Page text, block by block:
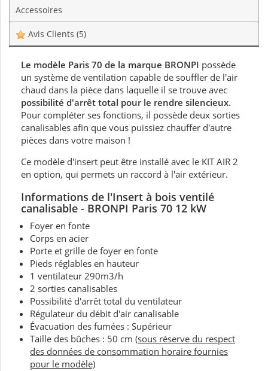
Accessoires
Avis Clients (5)
Le modèle Paris 70 de la marque BRONPI possède
un système de ventilation capable de souffler de l'air
chaud dans la pièce dans laquelle il se trouve avec
possibilité d'arrêt total pour le rendre silencieux.
Pour compléter ses fonctions, il possède deux sorties
canalisables afin que vous puissiez chauffer d'autre
pièces dans votre maison !
Ce modèle d'insert peut être installé avec le KIT AIR 2
en option, qui permets un raccord à l'air extérieur.
Informations de l'Insert à bois ventilé
canalisable - BRONPI Paris 70 12 kW
Foyer en fonte
Corps en acier
Porte et grille de foyer en fonte
Pieds réglables en hauteur
1 ventilateur 290m3/h
2 sorties canalisables
Possibilité d'arrêt total du ventilateur
Régulateur du débit d'air canalisable
Évacuation des fumées : Supérieur
Taille des bûches : 50 cm (sous réserve du respect
des données de consommation horaire fournies
pour le modèle)